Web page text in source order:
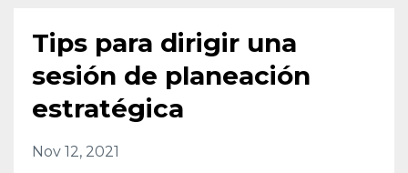
Tips para dirigir una
sesión de planeación
estratégica
Nov 12, 2021